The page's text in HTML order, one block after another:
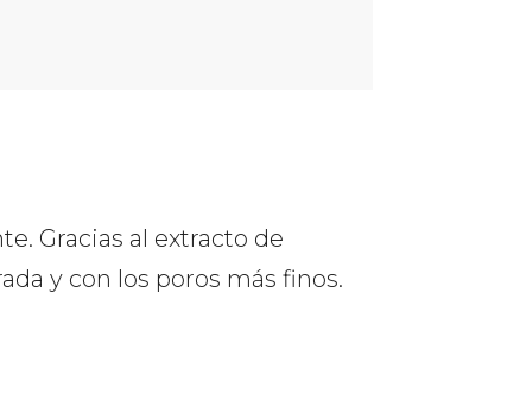
Gracias al extracto de
y con los poros más finos.